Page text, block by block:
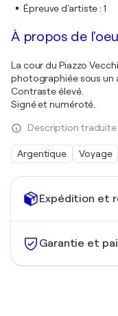
Expédition et
Garantie et
Épreuve d'artiste:1
À propos de
La cour du Piazzo
photographiée sous un
Contraste élevé.
Signé et numéroté.
Description
Argentique Voyage